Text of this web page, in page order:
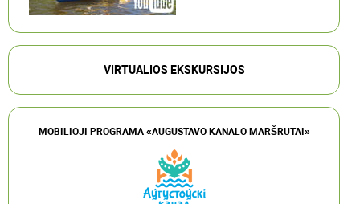
VIRTUALIOS EKSKURSIJOS
MOBILIOJI PROGRAMA «AUGUSTAVO KANALO MARŠRUTAI»